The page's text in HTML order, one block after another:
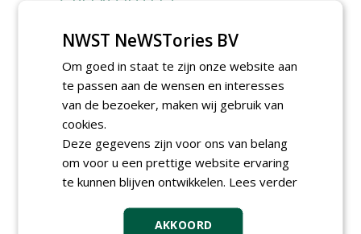
Iedereen kan gratis kleine advertenties
plaatsen via zijn eigen account.
Plaats een gratis advertentie
AGENDA
NWST NeWSTories BV
Om goed in staat te zijn onze website aan
te passen aan de wensen en interesses
van de bezoeker, maken wij gebruik van
cookies.
Deze gegevens zijn voor ons van belang
om voor u een prettige website ervaring
te kunnen blijven ontwikkelen. Lees verder
AKKOORD